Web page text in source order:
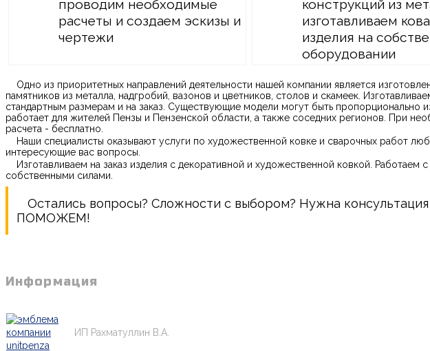
проводим необходимые
расчеты и создаем эскизы и
чертежи
конструкций из
изготавливаем
изделия на
оборудовании
Одно из приоритетных направлений деятельности нашей компании является
памятников из металла, надгробий, вазонов и цветников, столов и скамеек.
стандартным размерам и на заказ. Существующие модели могут быть пропорционально
работает для жителей Пензы и Пензенской области, а также соседних регионов. При
расчета - бесплатно.
Наши специалисты оказывают услуги по художественной ковке и сварочных работ
интересующие вас вопросы.
Изготавливаем на заказ изделия с декоративной и художественной ковкой.
собственными силами.
Остались вопросы? Сложности с выбором? Нужна
ПОМОЖЕМ!
Информация
ИП Рахматуллин В.А.